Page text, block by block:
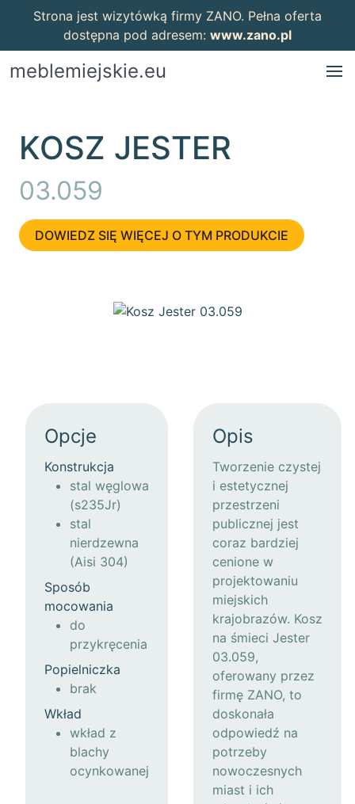
Strona jest wizytówką firmy ZANO. Pełna oferta
dostępna pod adresem: www.zano.pl
meblemiejskie.eu
KOSZ JESTER
03.059
DOWIEDZ SIĘ WIĘCEJ O TYM PRODUKCIE
Opcje
Konstrukcja
stal węglowa
(s235Jr)
stal
nierdzewna
(Aisi 304)
Sposób
mocowania
do
przykręcenia
Popielniczka
brak
Wkład
wkład z
blachy
ocynkowanej
Opis
Tworzenie czystej
i estetycznej
przestrzeni
publicznej jest
coraz bardziej
cenione w
projektowaniu
miejskich
krajobrazów. Kosz
na śmieci Jester
03.059,
oferowany przez
firmę ZANO, to
doskonała
odpowiedź na
potrzeby
nowoczesnych
miast i ich